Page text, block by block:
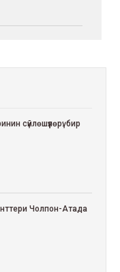
сүйлөшүүлөрү: бир
Чолпон-Атада